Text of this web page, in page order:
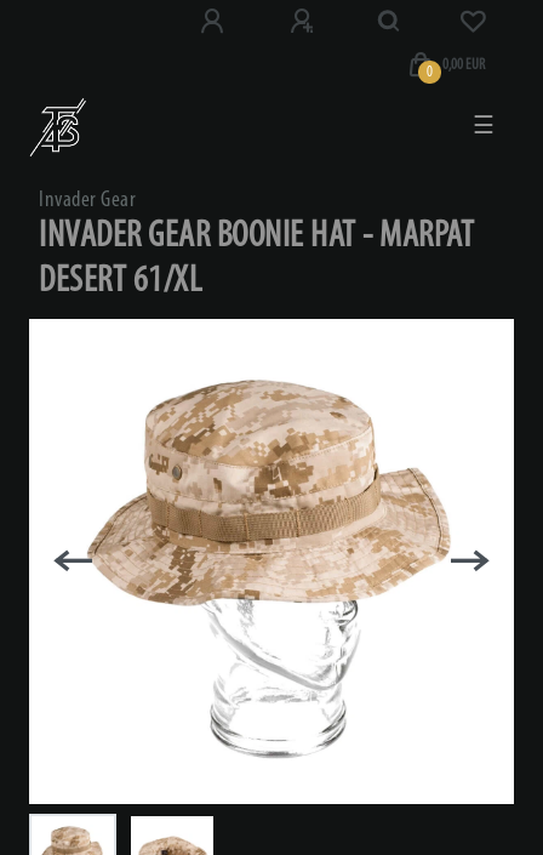
0 0,00 EUR
☰
Invader Gear
INVADER GEAR BOONIE HAT - MARPAT
DESERT 61/XL